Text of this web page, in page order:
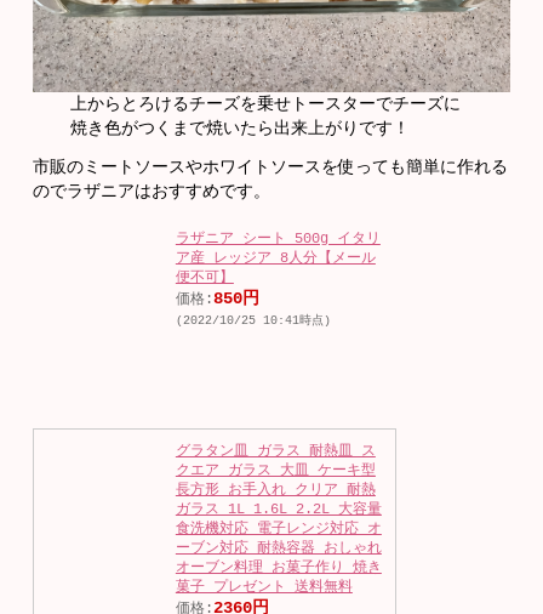
上からとろけるチーズを乗せトースターでチーズに
焼き色がつくまで焼いたら出来上がりです！
市販のミートソースやホワイトソースを使っても簡単に作れる
のでラザニアはおすすめです。
ラザニア シート 500g イタリ
ア産 レッジア 8人分【メール
便不可】
価格:850円
(2022/10/25 10:41時点)
グラタン皿 ガラス 耐熱皿 ス
クエア ガラス 大皿 ケーキ型
長方形 お手入れ クリア 耐熱
ガラス 1L 1.6L 2.2L 大容量
食洗機対応 電子レンジ対応 オ
ーブン対応 耐熱容器 おしゃれ
オーブン料理 お菓子作り 焼き
菓子 プレゼント 送料無料
価格:2360円